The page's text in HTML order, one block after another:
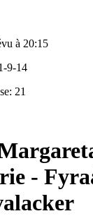
à 20:15
9-14
21
-